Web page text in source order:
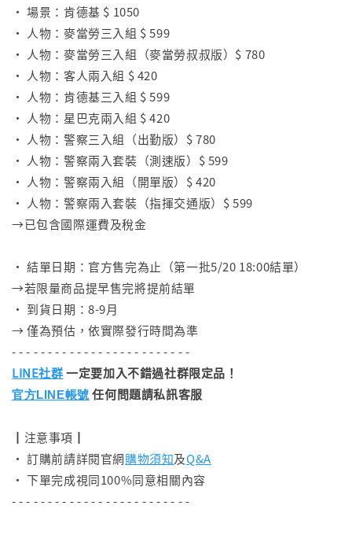
• 場景：肯德基 $ 1050
• 人物：麥當勞三入組 $ 599
• 人物：麥當勞三入組（麥當勞叔叔版）$ 780
• 人物：客人兩入組 $ 420
• 人物：肯德基三入組 $ 599
• 人物：星巴克兩入組 $ 420
• 人物：警察三入組（出勤版）$ 780
• 人物：警察兩入套裝（測速版）$ 599
• 人物：警察兩入組（開單版）$ 420
• 人物：警察兩入套裝（指揮交通版）$ 599
→已包含國際運費及稅金
• 結單日期：官方售完為止（第一批5/20 18:00結單）
→若限量商品提早售完將提前結單
• 到貨日期：8-9月
→ 僅為預估，依實際發行時間為準
- - - - - - - - - - - - - - - - - - - - - - - - -
LINE社群一定要加入不錯過社群限定品！
官方LINE帳號 任何問題請私訊客服
┃注意事項┃
• 訂購前請詳閱官網購物須知及Q&A
• 下單完成視同100%同意相關內容
- - - - - - - - - - - - - - - - - - - - - - - - -